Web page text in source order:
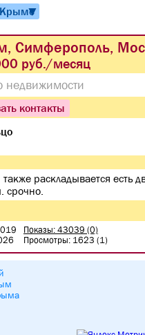
▼
Симферополь,
руб./месяц
недвижимости
контакты
раскладывается есть
срочно.
Показы: 43039 (0)
Просмотры: 1623 (1)